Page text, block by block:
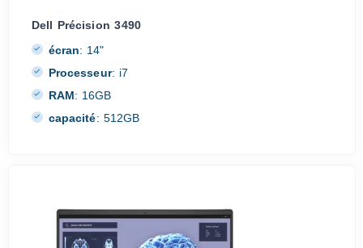
Dell Précision 3490
écran: 14"
Processeur: i7
RAM: 16GB
capacité: 512GB